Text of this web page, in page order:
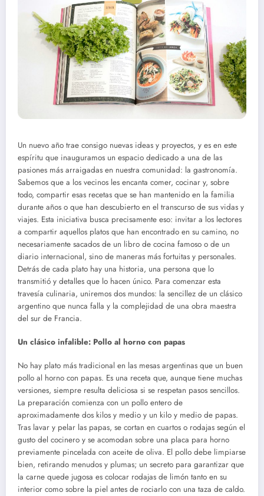
Un nuevo año trae consigo nuevas ideas y proyectos, y es en este
espíritu que inauguramos un espacio dedicado a una de las
pasiones más arraigadas en nuestra comunidad: la gastronomía.
Sabemos que a los vecinos les encanta comer, cocinar y, sobre
todo, compartir esas recetas que se han mantenido en la familia
durante años o que han descubierto en el transcurso de sus vidas y
viajes. Esta iniciativa busca precisamente eso: invitar a los lectores
a compartir aquellos platos que han encontrado en su camino, no
necesariamente sacados de un libro de cocina famoso o de un
diario internacional, sino de maneras más fortuitas y personales.
Detrás de cada plato hay una historia, una persona que lo
transmitió y detalles que lo hacen único. Para comenzar esta
travesía culinaria, uniremos dos mundos: la sencillez de un clásico
argentino que nunca falla y la complejidad de una obra maestra
del sur de Francia.
Un clásico infalible: Pollo al horno con papas
No hay plato más tradicional en las mesas argentinas que un buen
pollo al horno con papas. Es una receta que, aunque tiene muchas
versiones, siempre resulta deliciosa si se respetan pasos sencillos.
La preparación comienza con un pollo entero de
aproximadamente dos kilos y medio y un kilo y medio de papas.
Tras lavar y pelar las papas, se cortan en cuartos o rodajas según el
gusto del cocinero y se acomodan sobre una placa para horno
previamente pincelada con aceite de oliva. El pollo debe limpiarse
bien, retirando menudos y plumas; un secreto para garantizar que
la carne quede jugosa es colocar rodajas de limón tanto en su
interior como sobre la piel antes de rociarlo con una taza de caldo.